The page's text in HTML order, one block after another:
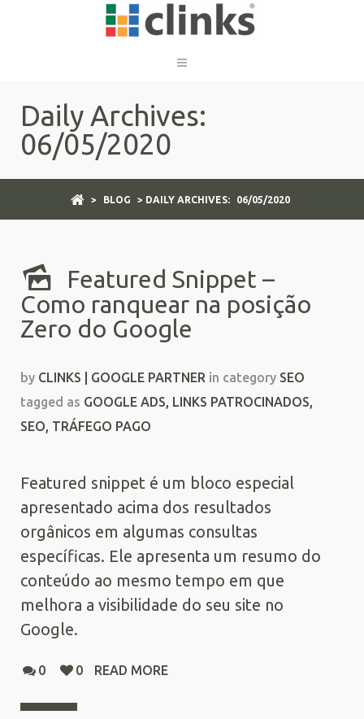
Daily Archives:
06/05/2020
> BLOG > DAILY ARCHIVES: 06/05/2020
Featured Snippet –
Como ranquear na posição
Zero do Google
by CLINKS | GOOGLE PARTNER in category SEO
tagged as GOOGLE ADS, LINKS PATROCINADOS,
SEO, TRÁFEGO PAGO
Featured snippet é um bloco especial
apresentado acima dos resultados
orgânicos em algumas consultas
específicas. Ele apresenta um resumo do
conteúdo ao mesmo tempo em que
melhora a visibilidade do seu site no
Google.
0 0 READ MORE